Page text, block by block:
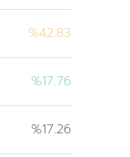
%42.83
%17.76
%17.26